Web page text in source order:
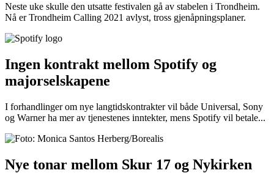
Neste uke skulle den utsatte festivalen gå av stabelen i Trondheim.
Nå er Trondheim Calling 2021 avlyst, tross gjenåpningsplaner.
Ingen kontrakt mellom Spotify og
majorselskapene
I forhandlinger om nye langtidskontrakter vil både Universal, Sony
og Warner ha mer av tjenestenes inntekter, mens Spotify vil betale...
Nye tonar mellom Skur 17 og Nykirken